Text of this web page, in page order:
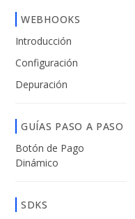
WEBHOOKS
Introducción
Configuración
Depuración
GUÍAS PASO A PASO
Botón de Pago
Dinámico
SDKS